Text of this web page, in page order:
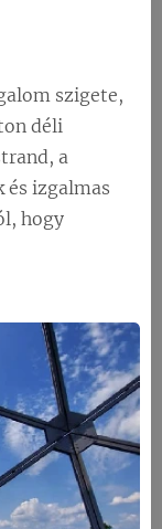
szigete,
déli
a
izgalmas
hogy